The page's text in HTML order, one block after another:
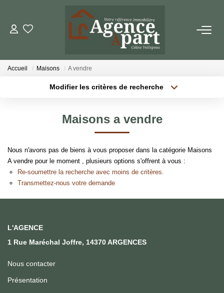
NOS BIENS
Locations
PARRAINER UN PROCHE
Notre Équipe
Accueil Maisons A vendre
Modifier les critères de recherche
Plus de critères Créer une alerte
Maisons a vendre
Nous n'avons pas de biens à vous proposer dans la catégorie Maisons
A vendre pour le moment , plusieurs options s'offrent à vous :
Re-soumettre la recherche avec moins de critères.
Transmettez-nous votre demande
L'AGENCE
1 Rue Maréchal Joffre, 14370 ARGENCES
Nous contacter
Présentation